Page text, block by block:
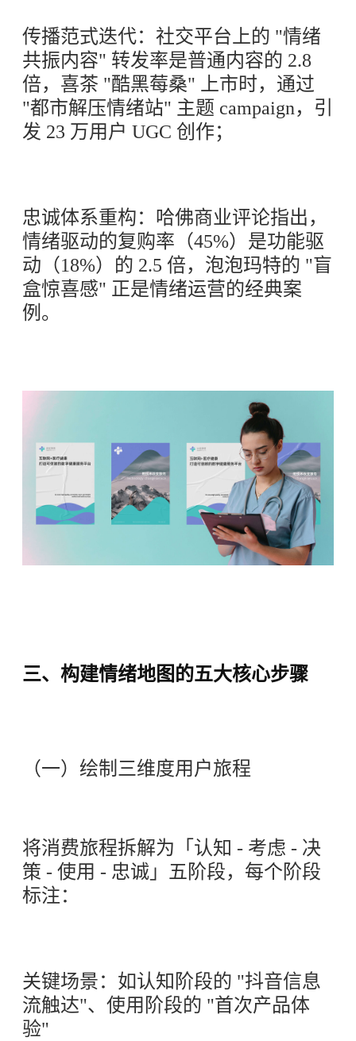
传播范式迭代：社交平台上的 "情绪
共振内容" 转发率是普通内容的 2.8
倍，喜茶 "酷黑莓桑" 上市时，通过
"都市解压情绪站" 主题 campaign，引
发 23 万用户 UGC 创作；
忠诚体系重构：哈佛商业评论指出，
情绪驱动的复购率（45%）是功能驱
动（18%）的 2.5 倍，泡泡玛特的 "盲
盒惊喜感" 正是情绪运营的经典案
例。
三、构建情绪地图的五大核心步骤
（一）绘制三维度用户旅程
将消费旅程拆解为「认知 - 考虑 - 决
策 - 使用 - 忠诚」五阶段，每个阶段
标注：
关键场景：如认知阶段的 "抖音信息
流触达"、使用阶段的 "首次产品体
验"